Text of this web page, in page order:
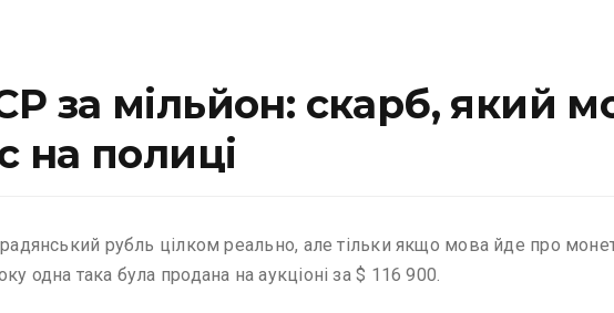
за мільйон: скарб, який
на полиці
рубль цілком реально, але тільки якщо мова йде про
одна така була продана на аукціоні за $ 116 900.